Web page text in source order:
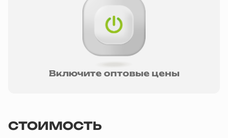
Включите оптовые цены
СТОИМОСТЬ